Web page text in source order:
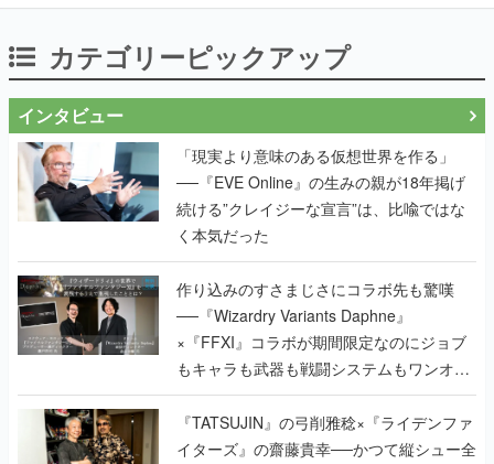
カテゴリーピックアップ
インタビュー
「現実より意味のある仮想世界を作る」
──『EVE Online』の生みの親が18年掲げ
続ける”クレイジーな宣言”は、比喩ではな
く本気だった
作り込みのすさまじさにコラボ先も驚嘆
──『Wizardry Variants Daphne』
×『FFXI』コラボが期間限定なのにジョブ
もキャラも武器も戦闘システムもワンオフ
で作り込まれた理由を両ディレクターに聞
く
『TATSUJIN』の弓削雅稔×『ライデンファ
イターズ』の齋藤貴幸──かつて縦シュー全